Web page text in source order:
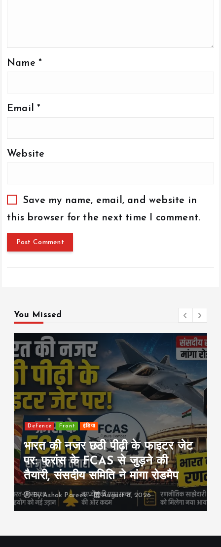
Name *
Email *
Website
Save my name, email, and website in
this browser for the next time I comment.
You Missed
Front international राजनीति
सऊदी-तुर्की-पाकिस्तान का बड़ा रक्षा
समझौता: एक पर हमला हुआ तो तीनों पर
हमला माना जाएगा
ByAshok Pareek August 8, 2026